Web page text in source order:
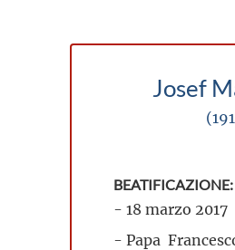
Josef
BEATIFICAZIONE:
- 18 marzo 2017
- Papa